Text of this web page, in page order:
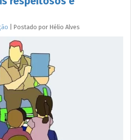
Postado por Hélio Alves